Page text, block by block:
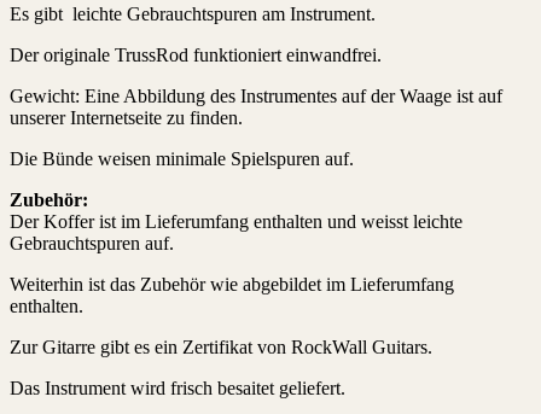
Es gibt leichte Gebrauchtspuren am Instrument.
Der originale TrussRod funktioniert einwandfrei.
Gewicht: Eine Abbildung des Instrumentes auf der Waage ist auf
unserer Internetseite zu finden.
Die Bünde weisen minimale Spielspuren auf.
Zubehör:
Der Koffer ist im Lieferumfang enthalten und weisst leichte
Gebrauchtspuren auf.
Weiterhin ist das Zubehör wie abgebildet im Lieferumfang
enthalten.
Zur Gitarre gibt es ein Zertifikat von RockWall Guitars.
Das Instrument wird frisch besaitet geliefert.